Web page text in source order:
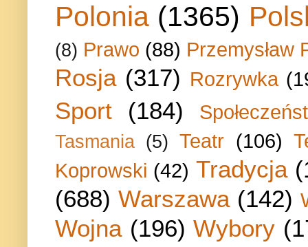
Polonia (1365)
(8) Prawo (88) Przemysław
Rosja (317) Rozrywka
Sport (184)
Tasmania (5) Teatr (106)
Koprowski (42) Tradycja
(688) Warszawa (142)
Wojna (196) Wybory